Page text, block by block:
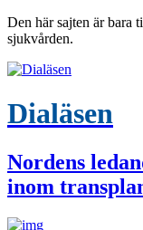
Den här sajten är bara
sjukvården.
Dialäsen
Nordens
inom